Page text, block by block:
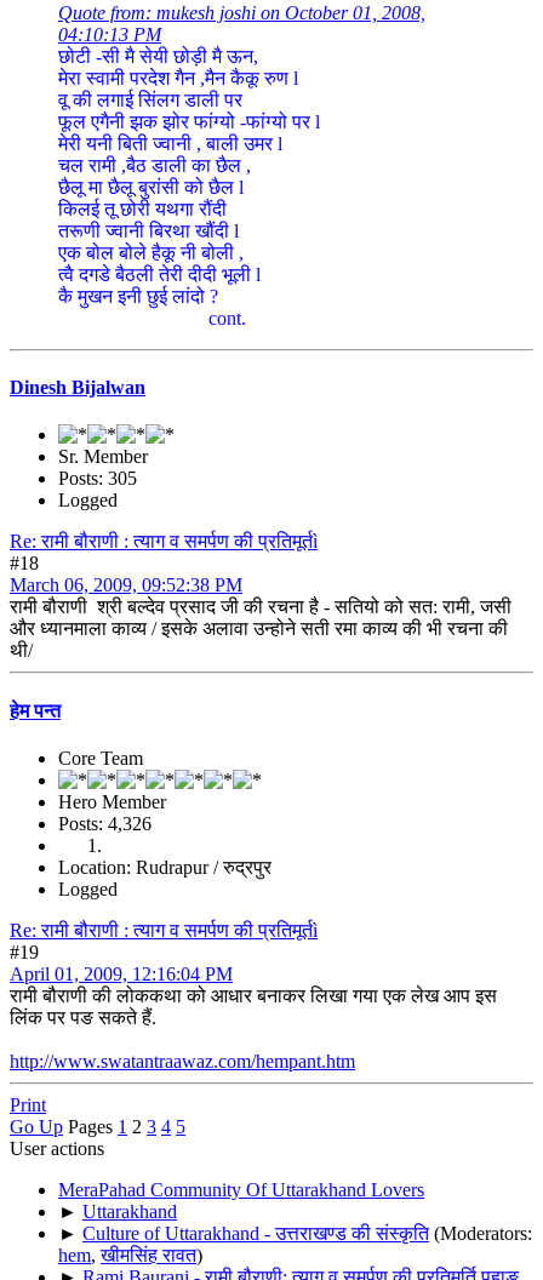
Quote from: mukesh joshi on October 01, 2008,
04:10:13 PM
छोटी -सी मै सेयी छोड़ी मै ऊन,
मेरा स्वामी परदेश गैन ,मैन कैकू रुण l
वू की लगाई सिंलग डाली पर
फूल एगैनी झक झोर फांग्यो -फांग्यो पर l
मेरी यनी बिती ज्वानी , बाली उमर l
चल रामी ,बैठ डाली का छैल ,
छैलू मा छैलू बुरांसी को छैल l
किलई तू छोरी यथगा रौंदी
तरूणी ज्वानी बिरथा खौंदी l
एक बोल बोले हैकू नी बोली ,
त्वै दगडे बैठली तेरी दीदी भूली l
कै मुखन इनी छुई लांदो ?
cont.
Dinesh Bijalwan
Sr. Member
Posts: 305
Logged
Re: रामी बौराणी : त्याग व समर्पण की प्रतिमूर्तì
#18
March 06, 2009, 09:52:38 PM
रामी बौराणी श्री बल्देव प्रसाद जी की रचना है - सतियो को सत: रामी, जसी
और ध्यानमाला काव्य / इसके अलावा उन्होने सती रमा काव्य की भी रचना की
थी/
हेम पन्त
Core Team
Hero Member
Posts: 4,326
Location: Rudrapur / रुद्रपुर
Logged
Re: रामी बौराणी : त्याग व समर्पण की प्रतिमूर्तì
#19
April 01, 2009, 12:16:04 PM
रामी बौराणी की लोककथा को आधार बनाकर लिखा गया एक लेख आप इस
लिंक पर पङ सकते हैं.
http://www.swatantraawaz.com/hempant.htm
Print
Go Up Pages 1 2 3 4 5
User actions
MeraPahad Community Of Uttarakhand Lovers
► Uttarakhand
► Culture of Uttarakhand - उत्तराखण्ड की संस्कृति (Moderators:
hem,खीमसिंह रावत)